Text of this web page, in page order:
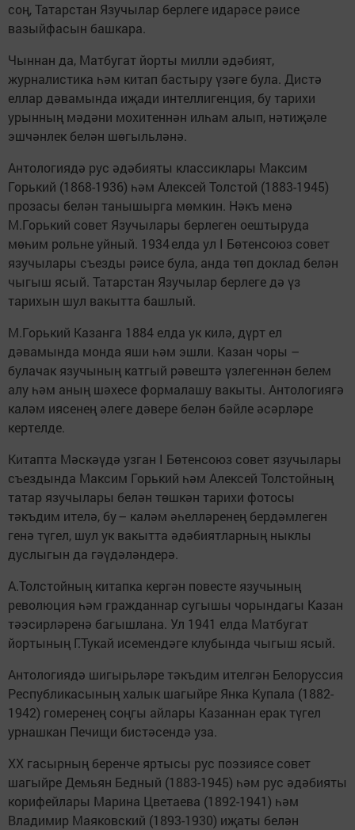
соң, Татарстан Язучылар берлеге идарәсе рәисе
вазыйфасын башкара.
Чыннан да, Матбугат йорты милли әдәбият,
журналистика һәм китап бастыру үзәге була. Дистә
еллар дәвамында иҗади интеллигенция, бу тарихи
урынның мәдәни мохитеннән илһам алып, нәтиҗәле
эшчәнлек белән шөгыльләнә.
Антологиядә рус әдәбияты классиклары Максим
Горький (1868-1936) һәм Алексей Толстой (1883-1945)
прозасы белән танышырга мөмкин. Нәкъ менә
М.Горький совет Язучылары берлеген оештыруда
мөһим рольне уйный. 1934 елда ул I Бөтенсоюз совет
язучылары съезды рәисе була, анда төп доклад белән
чыгыш ясый. Татарстан Язучылар берлеге дә үз
тарихын шул вакытта башлый.
М.Горький Казанга 1884 елда ук килә, дүрт ел
дәвамында монда яши һәм эшли. Казан чоры –
булачак язучының катгый рәвештә үзлегеннән белем
алу һәм аның шәхесе формалашу вакыты. Антологиягә
каләм иясенең әлеге дәвере белән бәйле әсәрләре
кертелде.
Китапта Мәскәүдә узган I Бөтенсоюз совет язучылары
съездында Максим Горький һәм Алексей Толстойның
татар язучылары белән төшкән тарихи фотосы
тәкъдим ителә, бу – каләм әһелләренең бердәмлеген
генә түгел, шул ук вакытта әдәбиятларның ныклы
дуслыгын да гәүдәләндерә.
А.Толстойның китапка кергән повесте язучының
революция һәм гражданнар сугышы чорындагы Казан
тәэсирләренә багышлана. Ул 1941 елда Матбугат
йортының Г.Тукай исемендәге клубында чыгыш ясый.
Антологиядә шигырьләре тәкъдим ителгән Белоруссия
Респуб­ликасының халык шагыйре Янка Купала (1882-
1942) гомеренең соңгы айлары Казаннан ерак түгел
урнашкан Печищи бистәсендә уза.
XX гасырның беренче яртысы рус поэзиясе совет
шагыйре Демь­ян Бедный (1883-1945) һәм рус әдәбияты
корифейлары Марина Цветаева (1892-1941) һәм
Владимир Маяковский (1893-1930) иҗаты белән